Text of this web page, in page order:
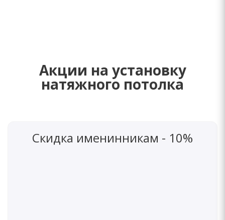
Акции на установку
натяжного потолка
Скидка именинникам - 10%